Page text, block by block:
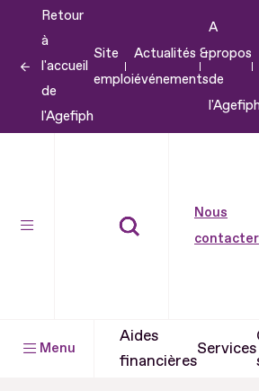
contenu
Retour
à
l'accueil
de
l'Agefiph
Site
emploi
Actualités &
événements
A
propos
de
Nous
contacter
Menu
Aides
financières
Services